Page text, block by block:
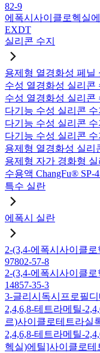
82-9
에폭시사이클로헥실
EXDT
실리콘 수지
용제형 열경화성 페닐
수성 열경화성 실리콘
수성 열경화성 실리콘
다기능 수성 실리콘 수
다기능 수성 실리콘 수
다기능 수성 실리콘 수
용제형 열경화성 실리
용제형 자가 경화형 실
수용액 ChangFu®
특수 실란
에폭시 실란
2-(3,4-에폭시사이클
97802-57-8
2-(3,4-에폭시사이클
14857-35-3
3-글리시독시프로필
2,4,6,8-테트라메틸-
르)사이클로테트라실
2,4,6,8-테트라메틸-
헥실)에틸]사이클로테